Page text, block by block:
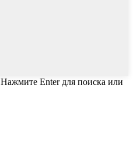
Нажмите Enter для поиска или